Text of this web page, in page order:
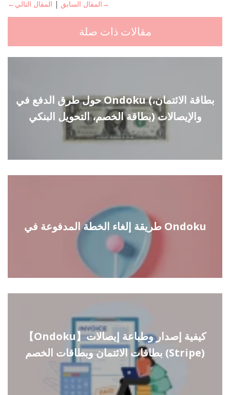
←المقال السابق | المقال التالي→
مقالات ذات صلة
حول طرق الدفع في Ondoku (بطاقة الائتمان،
بطاقة الخصم، التحويل البنكي) والإيصالات
طريقة إلغاء الخطة المدفوعة في Ondoku
【Ondoku】كيفية إصدار وطباعة إيصالات
بطاقات الائتمان وبطاقات الخصم (Stripe)